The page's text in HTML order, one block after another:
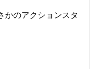
かのアクションスタ